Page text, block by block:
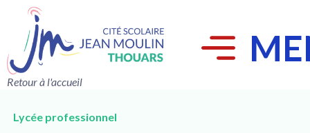
Retour à l'accueil
Lycée professionnel